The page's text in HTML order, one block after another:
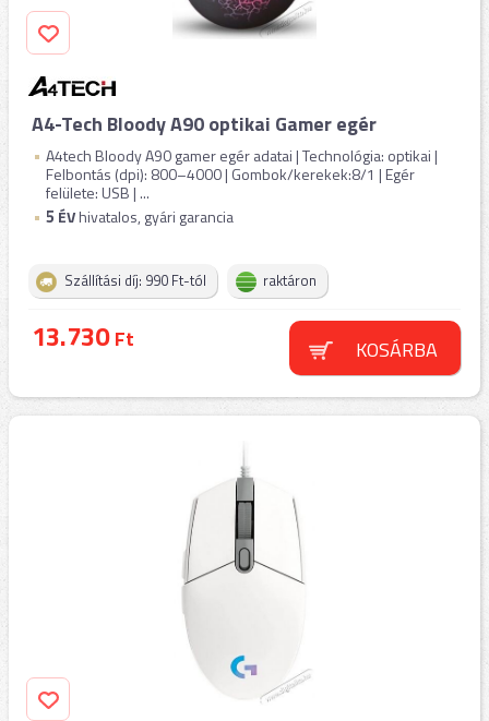
A4-Tech Bloody A90 optikai Gamer egér
A4tech Bloody A90 gamer egér adatai | Technológia: optikai |
Felbontás (dpi): 800–4000 | Gombok/kerekek:8/1 | Egér
felülete: USB | ...
5 ÉVhivatalos, gyári garancia
Szállítási díj: 990 Ft-tól raktáron
13.730Ft KOSÁRBA